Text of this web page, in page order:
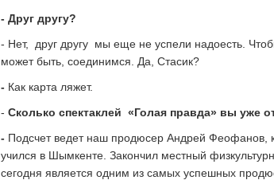
- Друг другу?
- Нет, друг другу мы еще не успели надоесть.
может быть, соединимся. Да, Стасик?
- Как карта ляжет.
- Сколько спектаклей «Голая правда» вы уже
- Подсчет ведет наш продюсер Андрей Феофанов,
учился в Шымкенте. Закончил местный
сегодня является одним из самых успешных